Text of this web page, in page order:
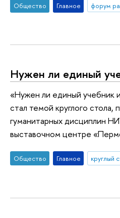
Общество Главное форум
Нужен ли единый
«Нужен ли единый учебник
стал темой круглого
гуманитарных дисциплин
выставочном центре
Общество Главное круглый